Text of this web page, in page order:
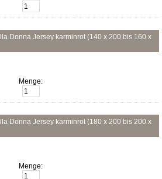
Donna Jersey karminrot (140 x 200 bis 160 x
Menge:
Donna Jersey karminrot (180 x 200 bis 200 x
Menge: